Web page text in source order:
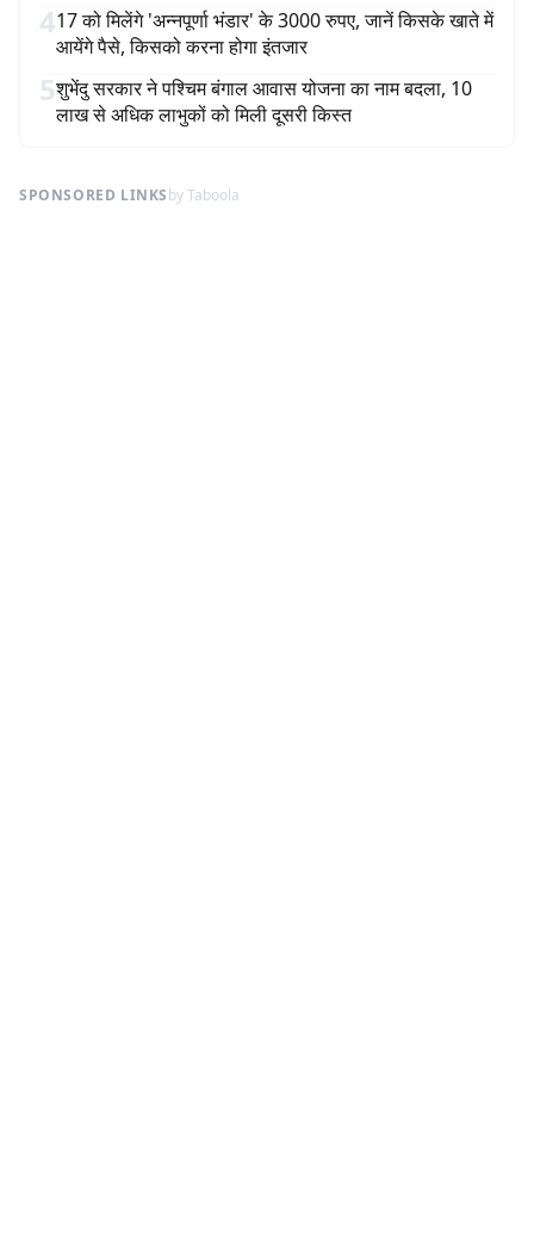
417 को मिलेंगे 'अन्नपूर्णा भंडार' के 3000 रुपए, जानें किसके खाते में
आयेंगे पैसे, किसको करना होगा इंतजार
5शुभेंदु सरकार ने पश्चिम बंगाल आवास योजना का नाम बदला, 10
लाख से अधिक लाभुकों को मिली दूसरी किस्त
SPONSORED LINKSby Taboola